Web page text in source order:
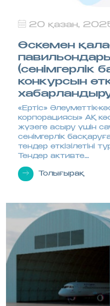
20 қазан,
Өскемен
(сенімгерлік
конкурсын
«Ертіс» Әлеуметтік-
корпорациясы» АҚ
жүзеге асыру үшін
сенімгерлік
тендер өткізілетіні
Тендер активте...
Толығырақ